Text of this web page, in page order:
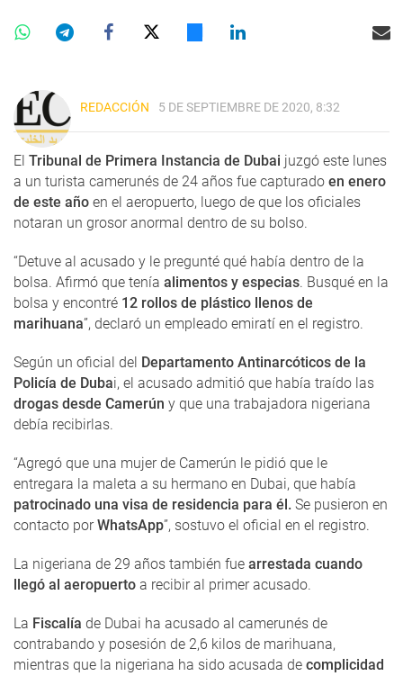
REDACCIÓN 5 DE SEPTIEMBRE DE 2020, 8:32
El Tribunal de Primera Instancia de Dubai juzgó este lunes
a un turista camerunés de 24 años fue capturado en enero
de este año en el aeropuerto, luego de que los oficiales
notaran un grosor anormal dentro de su bolso.
“Detuve al acusado y le pregunté qué había dentro de la
bolsa. Afirmó que tenía alimentos y especias. Busqué en la
bolsa y encontré 12 rollos de plástico llenos de
marihuana”, declaró un empleado emiratí en el registro.
Según un oficial del Departamento Antinarcóticos de la
Policía de Dubai, el acusado admitió que había traído las
drogas desde Camerún y que una trabajadora nigeriana
debía recibirlas.
“Agregó que una mujer de Camerún le pidió que le
entregara la maleta a su hermano en Dubai, que había
patrocinado una visa de residencia para él. Se pusieron en
contacto porWhatsApp”, sostuvo el oficial en el registro.
La nigeriana de 29 años también fue arrestada cuando
llegó al aeropuerto a recibir al primer acusado.
La Fiscalía de Dubai ha acusado al camerunés de
contrabando y posesión de 2,6 kilos de marihuana,
mientras que la nigeriana ha sido acusada de complicidad